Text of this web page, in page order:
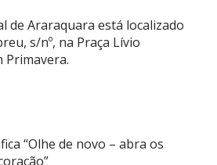
de Araraquara está localizado
s/nº, na Praça Lívio
Primavera.
“Olhe de novo – abra os